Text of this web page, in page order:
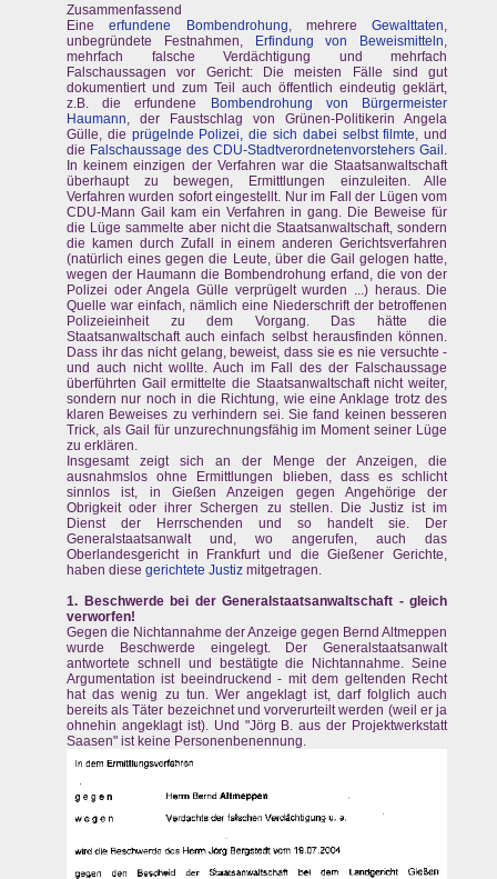
Zusammenfassend
Eineerfundene Bombendrohung , mehrereGewalttaten
unbegründete Festnahmen,
Erfindung von Beweismitteln
mehrfach falsche Verdächtigung und mehrfach
Falschaussagen vor Gericht: Die meisten Fälle sind gut
dokumentiert und zum Teil auch öffentlich eindeutig geklärt,
z.B. die erfundene Bombendrohung von Bürgermeister
Haumann , der Faustschlag von Grünen-Politikerin Angela
Gülle, die prügelnde Polizei, die sich dabei selbst filmte
, und
die Falschaussage des CDU-Stadtverordnetenvorstehers Gail
In keinem einzigen der Verfahren war die Staatsanwaltschaft
überhaupt zu bewegen, Ermittlungen einzuleiten. Alle
Verfahren wurden sofort eingestellt. Nur im Fall der Lügen vom
CDU-Mann Gail kam ein Verfahren in gang. Die Beweise für
die Lüge sammelte aber nicht die Staatsanwaltschaft, sondern
die kamen durch Zufall in einem anderen Gerichtsverfahren
(natürlich eines gegen die Leute, über die Gail gelogen hatte,
wegen der Haumann die Bombendrohung erfand, die von der
Polizei oder Angela Gülle verprügelt wurden ...) heraus. Die
Quelle war einfach, nämlich eine Niederschrift der betroffenen
Polizeieinheit zu dem Vorgang. Das hätte die
Staatsanwaltschaft auch einfach selbst herausfinden können.
Dass ihr das nicht gelang, beweist, dass sie es nie versuchte -
und auch nicht wollte. Auch im Fall des der Falschaussage
überführten Gail ermittelte die Staatsanwaltschaft nicht weiter,
sondern nur noch in die Richtung, wie eine Anklage trotz des
klaren Beweises zu verhindern sei. Sie fand keinen besseren
Trick, als Gail für unzurechnungsfähig im Moment seiner Lüge
zu erklären.
Insgesamt zeigt sich an der Menge der Anzeigen, die
ausnahmslos ohne Ermittlungen blieben, dass es schlicht
sinnlos ist, in Gießen Anzeigen gegen Angehörige der
Obrigkeit oder ihrer Schergen zu stellen. Die Justiz ist im
Dienst der Herrschenden und so handelt sie. Der
Generalstaatsanwalt und, wo angerufen, auch das
Oberlandesgericht in Frankfurt und die Gießener Gerichte,
haben diese gerichtete Justiz mitgetragen.
1. Beschwerde bei der Generalstaatsanwaltschaft - gleich
verworfen!
Gegen die Nichtannahme der Anzeige gegen Bernd Altmeppen
wurde Beschwerde eingelegt. Der Generalstaatsanwalt
antwortete schnell und bestätigte die Nichtannahme. Seine
Argumentation ist beeindruckend - mit dem geltenden Recht
hat das wenig zu tun. Wer angeklagt ist, darf folglich auch
bereits als Täter bezeichnet und vorverurteilt werden (weil er ja
ohnehin angeklagt ist). Und "Jörg B. aus der Projektwerkstatt
Saasen" ist keine Personenbenennung.